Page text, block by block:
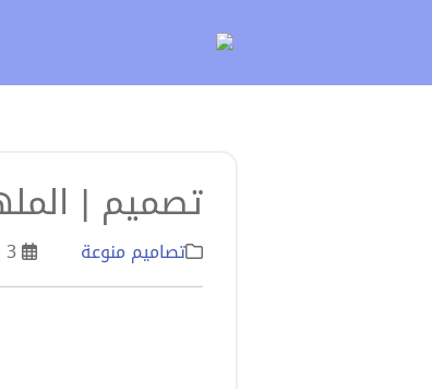
تصميم |
تصاميم منوعة 3 يناير، 2022